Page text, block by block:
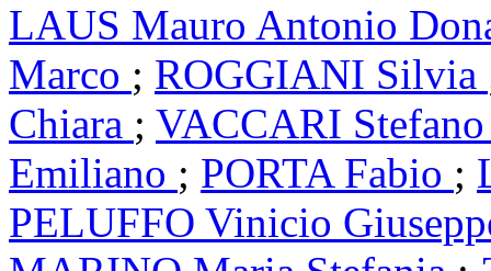
LAUS Mauro Antonio
Marco ; ROGGIANI Silvia
Chiara ; VACCARI
Emiliano ; PORTA Fabio ;
PELUFFO Vinicio